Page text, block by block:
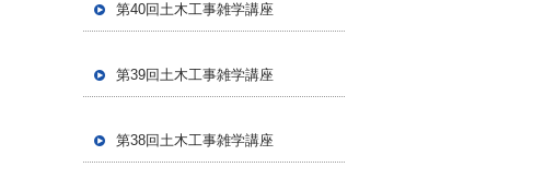
第40回土木工事雑学講座
第39回土木工事雑学講座
第38回土木工事雑学講座